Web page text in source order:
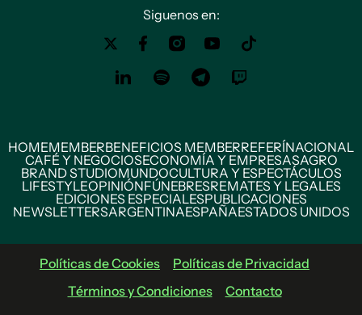
Siguenos en:
HOMEMEMBERBENEFICIOS MEMBERREFERÍNACIONAL
CAFÉ Y NEGOCIOSECONOMÍA Y EMPRESASAGRO
BRAND STUDIOMUNDOCULTURA Y ESPECTÁCULOS
LIFESTYLEOPINIÓNFÚNEBRESREMATES Y LEGALES
EDICIONES ESPECIALESPUBLICACIONES
NEWSLETTERSARGENTINAESPAÑAESTADOS UNIDOS
Políticas de Cookies
Políticas de Privacidad
Términos y Condiciones
Contacto